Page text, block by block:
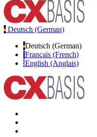
Deutsch (German)
Deutsch (German)
Français (French)
English (Anglais)